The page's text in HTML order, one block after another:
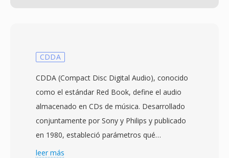
CDDA
CDDA (Compact Disc Digital Audio), conocido
como el estándar Red Book, define el audio
almacenado en CDs de música. Desarrollado
conjuntamente por Sony y Philips y publicado
en 1980, estableció parámetros qué
moldearon el audio digital durante décadas:
leer más